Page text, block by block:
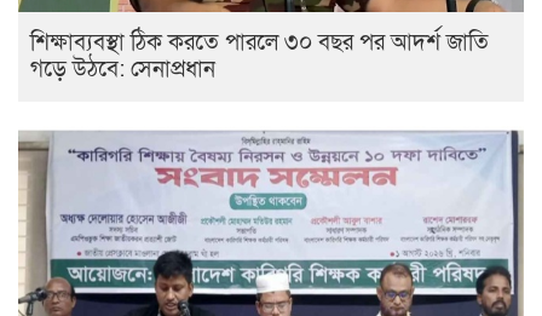
শিক্ষাব্যবস্থা ঠিক করতে পারলে ৩০ বছর পর আদর্শ জাতি
গড়ে উঠবে: সেনাপ্রধান